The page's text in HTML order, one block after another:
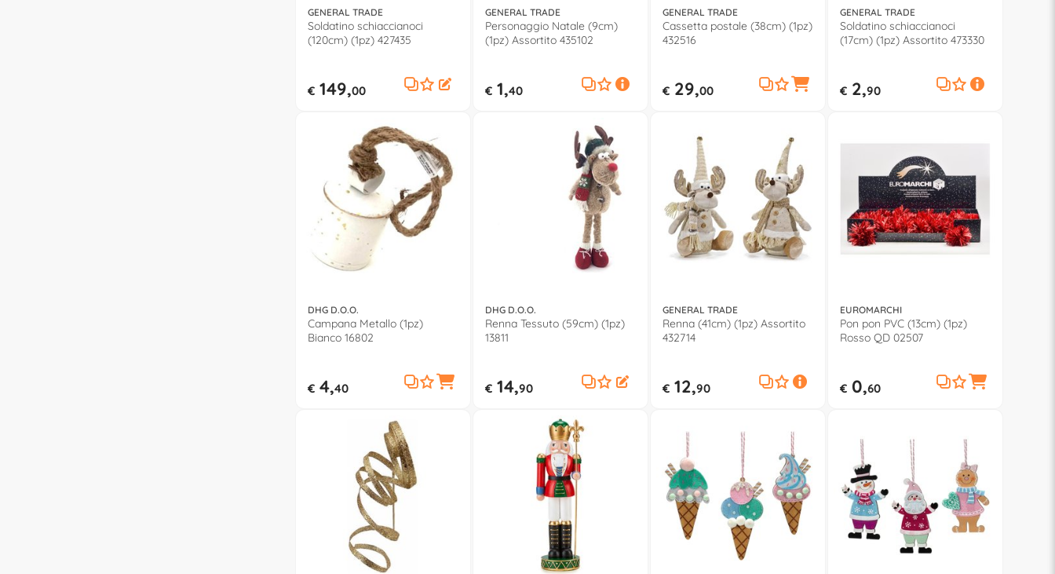
GENERAL TRADE
Soldatino schiaccianoci
(120cm) (1pz) 427435
€149,00
GENERAL TRADE
Personaggio Natale (9cm)
(1pz) Assortito 435102
€1,40
GENERAL TRADE
Cassetta postale (38cm) (1pz)
432516
€29,00
GENERAL TRADE
Soldatino schiaccianoci
(17cm) (1pz) Assortito 473330
€2,90
DHG D.O.O.
Campana Metallo (1pz)
Bianco 16802
€4,40
DHG D.O.O.
Renna Tessuto (59cm) (1pz)
13811
€14,90
GENERAL TRADE
Renna (41cm) (1pz) Assortito
432714
€12,90
EUROMARCHI
Pon pon PVC (13cm) (1pz)
Rosso QD 02507
€0,60